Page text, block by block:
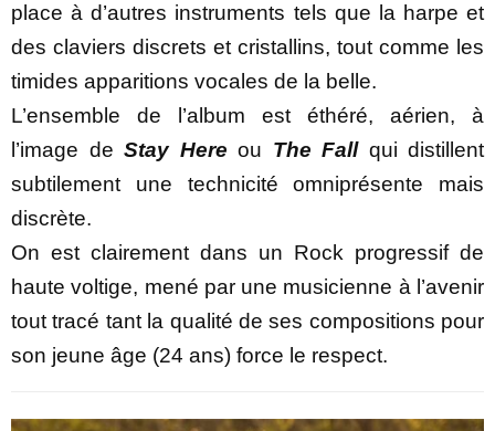
place à d’autres instruments tels que la harpe et
des claviers discrets et cristallins, tout comme les
timides apparitions vocales de la belle.
L’ensemble de l’album est éthéré, aérien, à
l’image de Stay Here ou The Fallqui distillent
subtilement une technicité omniprésente mais
discrète.
On est clairement dans un Rock progressif de
haute voltige, mené par une musicienne à l’avenir
tout tracé tant la qualité de ses compositions pour
son jeune âge (24 ans) force le respect.